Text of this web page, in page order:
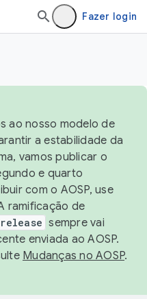
Fazer login
ao nosso modelo de
a estabilidade da
vamos publicar o
e quarto
com o AOSP, use
ramificação de
sempre vai
enviada ao AOSP.
Mudanças no AOSP.